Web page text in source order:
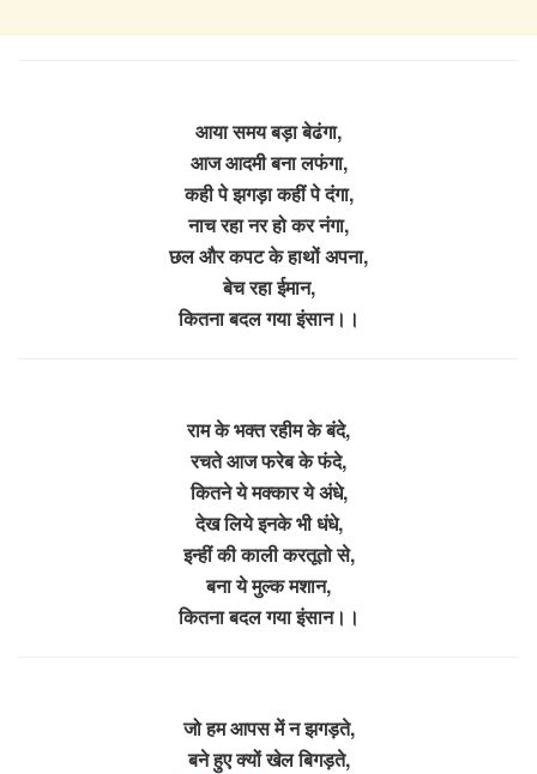
आया समय बड़ा बेढंगा,
आज आदमी बना लफंगा,
कही पे झगड़ा कहीं पे दंगा,
नाच रहा नर हो कर नंगा,
छल और कपट के हाथों अपना,
बेच रहा ईमान,
कितना बदल गया इंसान।।
राम के भक्त रहीम के बंदे,
रचते आज फरेब के फंदे,
कितने ये मक्कार ये अंधे,
देख लिये इनके भी धंधे,
इन्हीं की काली करतूतो से,
बना ये मुल्क मशान,
कितना बदल गया इंसान।।
जो हम आपस में न झगड़ते,
बने हुए क्यों खेल बिगड़ते,